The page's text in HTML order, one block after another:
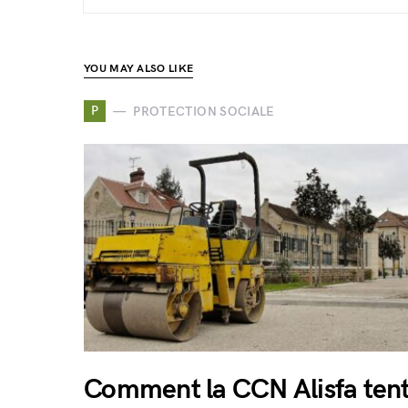
YOU MAY ALSO LIKE
P PROTECTION SOCIALE
Comment la CCN Alisfa